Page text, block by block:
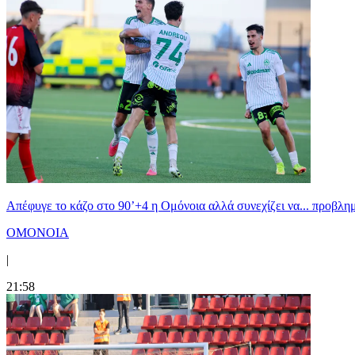
Απέφυγε το κάζο στο 90’+4 η Ομόνοια αλλά συνεχίζει να...
ΟΜΟΝΟΙΑ
|
21:58